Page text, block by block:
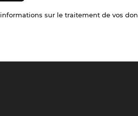
sur le traitement de vos